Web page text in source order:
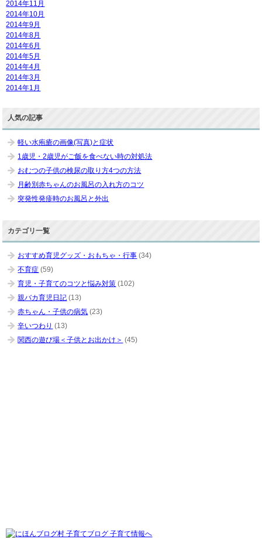
2014年11月
2014年10月
2014年9月
2014年8月
2014年6月
2014年5月
2014年4月
2014年3月
2014年1月
人気の記事
軽い水疱瘡の画像(写真)と症状
1歳児・2歳児がご飯を食べない時の対処法
おむつの子供の検尿の取り方4つの方法
月齢別赤ちゃんのお風呂の入れ方のコツ
突発性発疹時のお風呂と外出
カテゴリ一覧
おすすめ育児グッズ・おもちゃ・行事 (34)
不育症 (59)
育児・子育てのコツと悩み対策 (102)
親バカ育児日記 (13)
赤ちゃん・子供の病気 (23)
辛いつわり (13)
関西の遊び場＜子供とお出かけ＞ (45)